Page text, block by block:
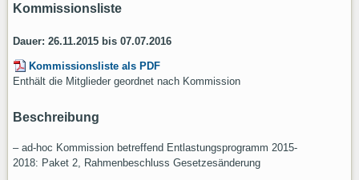
Kommissionsliste
Dauer: 26.11.2015 bis 07.07.2016
Kommissionsliste als PDF
Enthält die Mitglieder geordnet nach Kommission
Beschreibung
– ad-hoc Kommission betreffend Entlastungsprogramm 2015-
2018: Paket 2, Rahmenbeschluss Gesetzesänderung